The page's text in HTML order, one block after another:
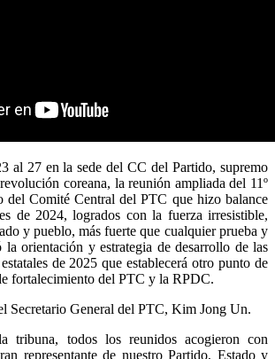
al 27 en la sede del CC del Partido, supremo
coreana, la reunión ampliada del 11º
del Comité Central del PTC que hizo balance
de 2024, logrados con la fuerza irresistible,
y pueblo, más fuerte que cualquier prueba y
la orientación y estrategia de desarrollo de las
de 2025 que establecerá otro punto de
fortalecimiento del PTC y la RPDC.
Secretario General del PTC, Kim Jong Un.
tribuna, todos los reunidos acogieron con
representante de nuestro Partido, Estado y